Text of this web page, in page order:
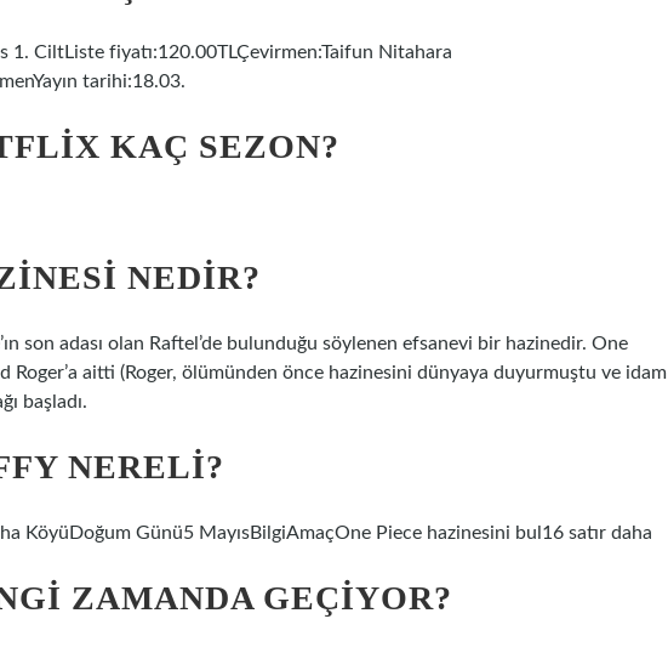
1. CiltListe fiyatı:120.00TLÇevirmen:Taifun Nitahara
tarihi:18.03.
KAÇ SEZON?
NEDIR?
son adası olan Raftel’de bulunduğu söylenen efsanevi bir hazinedir. One
Roger’a aitti (Roger, ölümünden önce hazinesini dünyaya duyurmuştu ve idam
başladı.
NERELI?
KöyüDoğum Günü5 MayısBilgiAmaçOne Piece hazinesini bul16 satır daha
ZAMANDA GEÇIYOR?